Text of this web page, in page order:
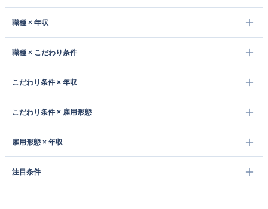
職種 × 年収
職種 × こだわり条件
こだわり条件 × 年収
こだわり条件 × 雇用形態
雇用形態 × 年収
注目条件